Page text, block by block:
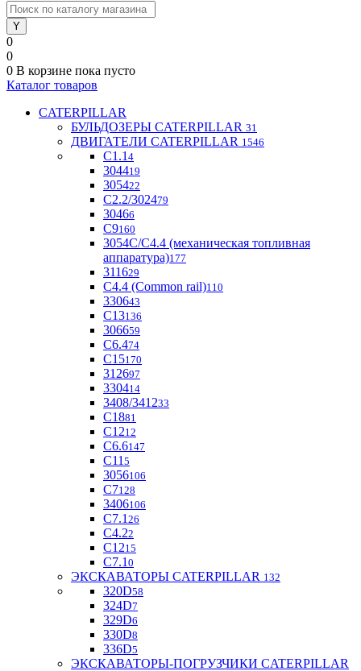
0
0
0 В корзине пока пусто
Каталог товаров
CATERPILLAR
БУЛЬДОЗЕРЫ CATERPILLAR 31
ДВИГАТЕЛИ CATERPILLAR 1546
C1.1 4
304419
305422
С2.2/302479
30466
С9160
3054С/С4.4 (механическая топливная
аппаратура)177
311629
С4.4 (Common rail)110
330643
С13136
306659
С6.474
С15170
312697
330414
3408/341233
С1881
C1212
С6.6147
C11 5
3056106
С7128
3406106
C7.1 26
C4.22
С1215
С7.1 0
ЭКСКАВАТОРЫ CATERPILLAR 132
320D58
324D7
329D6
330D8
336D5
ЭКСКАВАТОРЫ-ПОГРУЗЧИКИ CATERPILLAR